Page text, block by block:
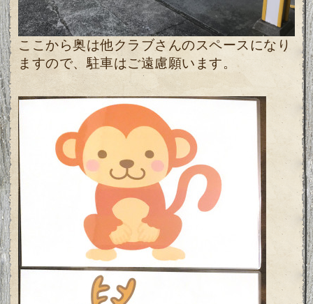
ここから奥は他クラブさんのスペースになり
ますので、 駐車はご遠慮願います。